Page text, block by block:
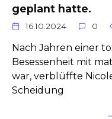
geplant hatte.
16.10.2024 0
Nach Jahren einer
Besessenheit mit
war, verblüffte
Scheidung